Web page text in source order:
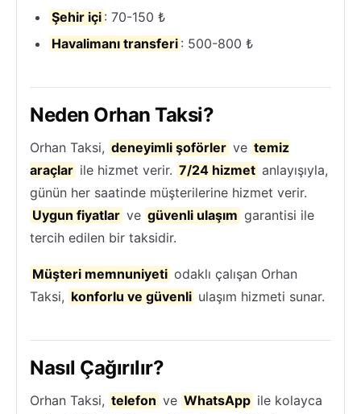
Şehir içi : 70-150 ₺
Havalimanı transferi : 500-800 ₺
Neden Orhan Taksi?
Orhan Taksi, deneyimli şoförler ve temiz
araçlar ile hizmet verir. 7/24 hizmet anlayışıyla,
günün her saatinde müşterilerine hizmet verir.
Uygun fiyatlar ve güvenli ulaşım garantisi ile
tercih edilen bir taksidir.
Müşteri memnuniyeti odaklı çalışan Orhan
Taksi, konforlu ve güvenli ulaşım hizmeti sunar.
Nasıl Çağırılır?
Orhan Taksi, telefon ve WhatsApp ile kolayca